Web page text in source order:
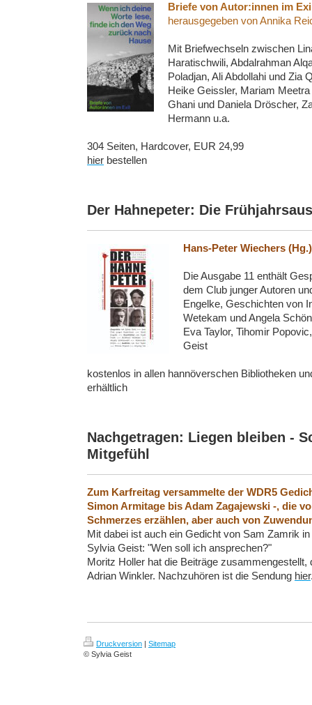
Briefe von Autor:innen im
herausgegeben von Annika
Mit Briefwechseln zwischen
Haratischwili, Abdalrahman
Poladjan, Ali Abdollahi und Zia
Heike Geissler, Mariam
Ghani und Daniela Dröscher,
Hermann u.a.
304 Seiten, Hardcover, EUR 24,99
hier bestellen
Der Hahnepeter: Die
Hans-Peter Wiechers (Hg.)
Die Ausgabe 11 enthält
dem Club junger Autoren
Engelke, Geschichten von
Wetekam und Angela
Eva Taylor, Tihomir
Geist
kostenlos in allen hannöverschen Bibliotheken
erhältlich
Nachgetragen: Liegen bleiben -
Mitgefühl
Zum Karfreitag versammelte der WDR5
Simon Armitage bis Adam Zagajewski -, die
Schmerzes erzählen, aber auch von
Mit dabei ist auch ein Gedicht von Sam Zamrik
Sylvia Geist: "Wen soll ich ansprechen?"
Moritz Holler hat die Beiträge zusammengestellt,
Adrian Winkler. Nachzuhören ist die Sendung hier
Druckversion | Sitemap
© Sylvia Geist